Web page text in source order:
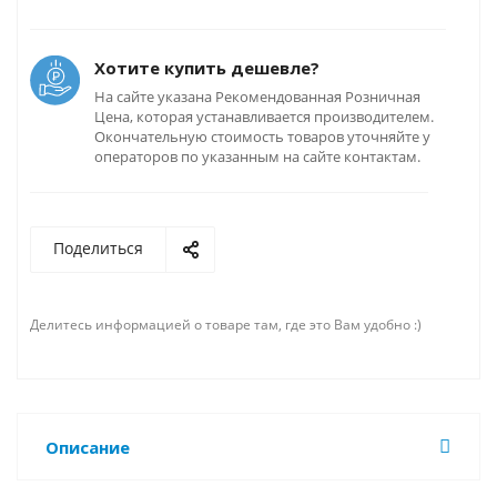
Хотите купить дешевле?
На сайте указана Рекомендованная Розничная
Цена, которая устанавливается производителем.
Окончательную стоимость товаров уточняйте у
операторов по указанным на сайте контактам.
Поделиться
Делитесь информацией о товаре там, где это Вам удобно :)
Описание